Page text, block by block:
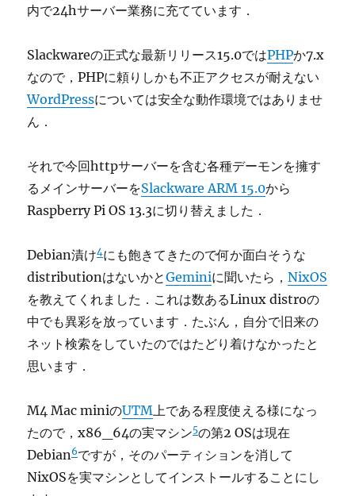
内で24hサーバー業務に充てています．
Slackwareの正式な最新リリース15.0ではPHPか7.x
なので，PHPに頼りしかも不正アクセスが耐えない
WordPressについては安全な動作環境ではありませ
ん．
それで今回httpサーバーを含む各種デーモンを擁す
るメインサーバーをSlackware ARM 15.0から
Raspberry Pi OS 13.3に切り替えました．
Debian漬け4にも飽きてきたので何か面白そうな
distributionはないかとGeminiに聞いたら，NixOS
を教えてくれました．これは数あるLinux distroの
中でも異彩を放っています．たぶん，自分で旧来の
ネット検索をしていたのではたどり着けなかったと
思います．
M4 Mac miniのUTM上である程度使える様になっ
たので，x86_64の実マシン5の第2 OSは現在
Debian6ですが，そのパーティションを消して
NixOSを実マシンとしてインストールすることにし